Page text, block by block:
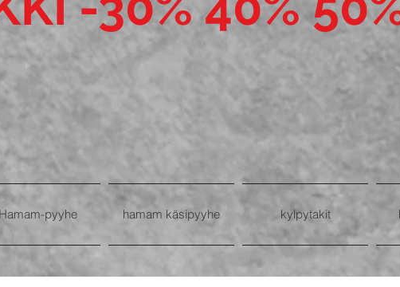
pyyhe hamam käsipyyhe kylpytakit